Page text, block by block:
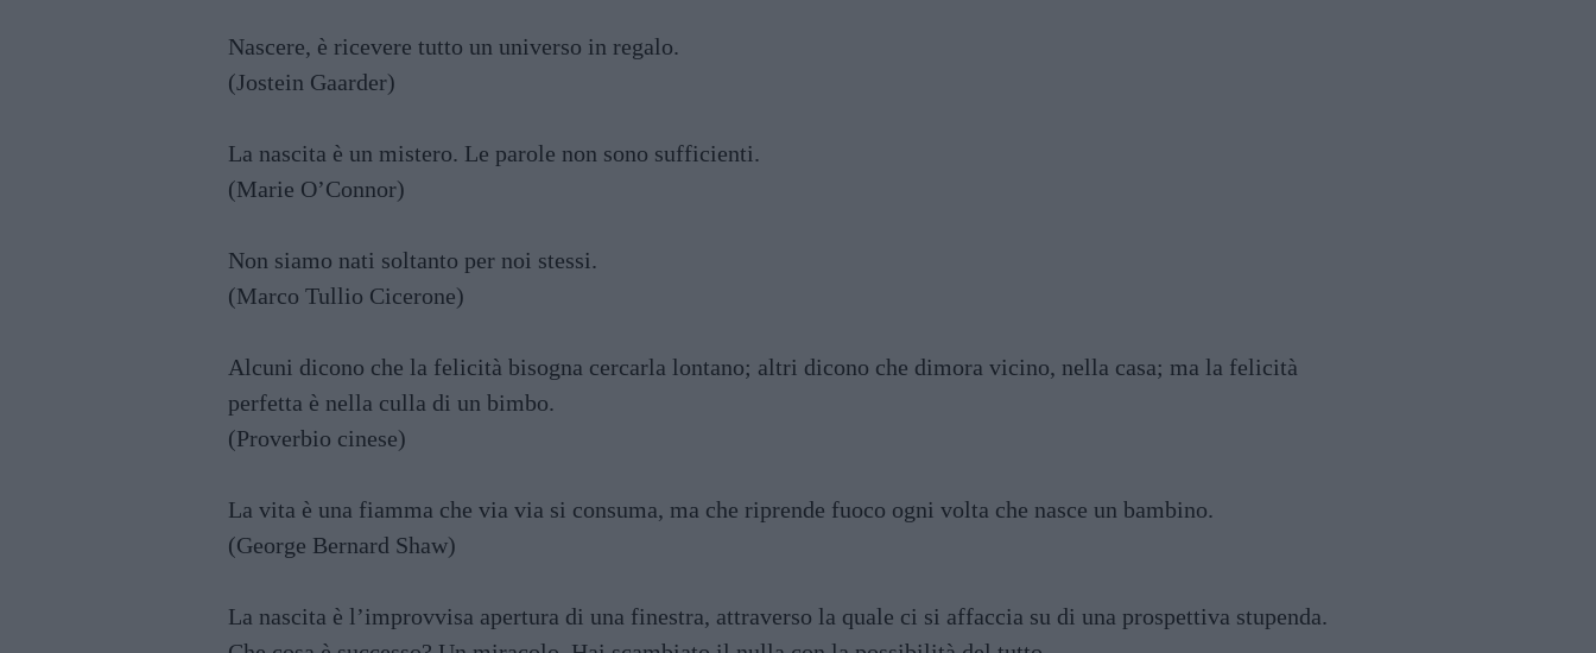
Nascere, è ricevere tutto un universo in regalo.
(Jostein Gaarder)
La nascita è un mistero. Le parole non sono sufficienti.
(Marie O’Connor)
Non siamo nati soltanto per noi stessi.
(Marco Tullio Cicerone)
Alcuni dicono che la felicità bisogna cercarla lontano; altri dicono che dimora vicino, nella casa; ma la felicità
perfetta è nella culla di un bimbo.
(Proverbio cinese)
La vita è una fiamma che via via si consuma, ma che riprende fuoco ogni volta che nasce un bambino.
(George Bernard Shaw)
La nascita è l’improvvisa apertura di una finestra, attraverso la quale ci si affaccia su di una prospettiva stupenda.